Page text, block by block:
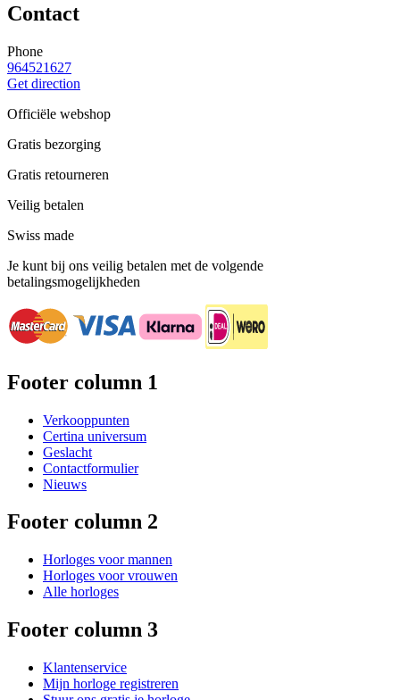
Contact
Phone
964521627
Get direction
Officiële webshop
Gratis bezorging
Gratis retourneren
Veilig betalen
Swiss made
Je kunt bij ons veilig betalen met de volgende
betalingsmogelijkheden
Footer column 1
Verkooppunten
Certina universum
Geslacht
Contactformulier
Nieuws
Footer column 2
Horloges voor mannen
Horloges voor vrouwen
Alle horloges
Footer column 3
Klantenservice
Mijn horloge registreren